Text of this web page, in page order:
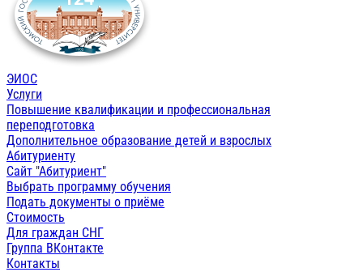
ЭИОС
Услуги
Повышение квалификации и профессиональная
переподготовка
Дополнительное образование детей и взрослых
Абитуриенту
Сайт "Абитуриент"
Выбрать программу обучения
Подать документы о приёме
Стоимость
Для граждан СНГ
Группа ВКонтакте
Контакты